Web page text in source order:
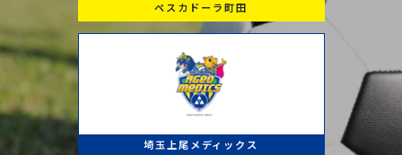
ペスカドーラ町田
埼玉上尾メディックス